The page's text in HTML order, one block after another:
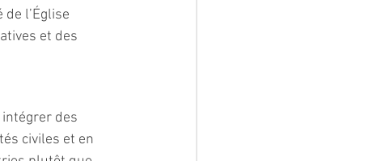
l’Église
et des
intégrer des
civiles et en